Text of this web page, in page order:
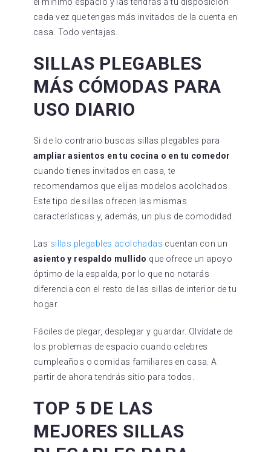
cada vez que tengas más invitados de la cuenta en
casa. Todo ventajas.
SILLAS PLEGABLES
MÁS CÓMODAS PARA
USO DIARIO
Si de lo contrario buscas sillas plegables para
ampliar asientos en tu cocina o en tu comedor
cuando tienes invitados en casa, te
recomendamos que elijas modelos acolchados.
Este tipo de sillas ofrecen las mismas
características y, además, un plus de comodidad.
Las sillas plegables acolchadas cuentan con un
asiento y respaldo mullido que ofrece un apoyo
óptimo de la espalda, por lo que no notarás
diferencia con el resto de las sillas de interior de tu
hogar.
Fáciles de plegar, desplegar y guardar. Olvídate de
los problemas de espacio cuando celebres
cumpleaños o comidas familiares en casa. A
partir de ahora tendrás sitio para todos.
TOP 5 DE LAS
MEJORES SILLAS